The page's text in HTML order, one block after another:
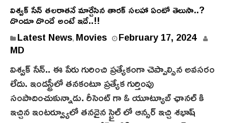
విశ్వక్ సేన్ తలరాతనే మార్చేసిన తారక్ సలహా ఏంటో తెలుసా..?
దొందూ దొందే అంటే ఇదే..!!
Latest News, Movies February 17, 2024F
r
a
MD
విశ్వక్ సేన్.. ఈ పేరు గురించి ప్రత్యేకంగా చెప్పాల్సిన అవసరం
లేదు. ఇండస్ట్రీలో తనకంటూ ప్రత్యేక గుర్తింపు
సంపాదించుకున్నాడు. రీసెంట్ గా ఓ యూట్యూబ్ ఛానల్ కి
ఇచ్చిన ఇంటర్వ్యూలో తనదైన స్టైల్ లో ఆన్సర్ ఇచ్చి శభాష్